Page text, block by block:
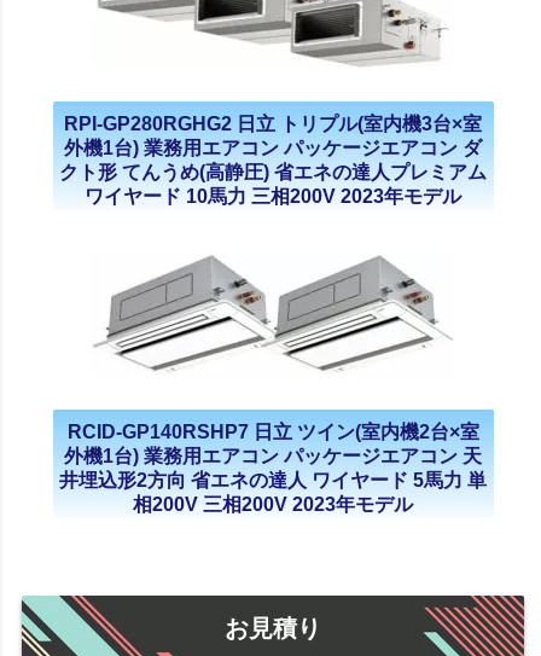
RPI-GP280RGHG2 日立 トリプル(室内機3台×室
外機1台) 業務用エアコン パッケージエアコン ダ
クト形 てんうめ(高静圧) 省エネの達人プレミアム
ワイヤード 10馬力 三相200V 2023年モデル
RCID-GP140RSHP7 日立 ツイン(室内機2台×室
外機1台) 業務用エアコン パッケージエアコン 天
井埋込形2方向 省エネの達人 ワイヤード 5馬力 単
相200V 三相200V 2023年モデル
お見積り